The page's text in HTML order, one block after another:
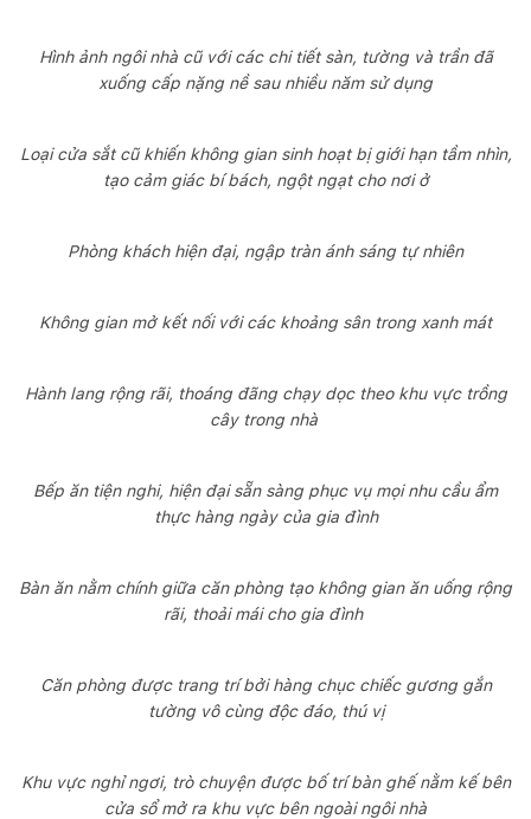
Hình ảnh ngôi nhà cũ với các chi tiết sàn, tường và trần đã
xuống cấp nặng nề sau nhiều năm sử dụng
Loại cửa sắt cũ khiến không gian sinh hoạt bị giới hạn tầm nhìn,
tạo cảm giác bí bách, ngột ngạt cho nơi ở
Phòng khách hiện đại, ngập tràn ánh sáng tự nhiên
Không gian mở kết nối với các khoảng sân trong xanh mát
Hành lang rộng rãi, thoáng đãng chạy dọc theo khu vực trồng
cây trong nhà
Bếp ăn tiện nghi, hiện đại sẵn sàng phục vụ mọi nhu cầu ẩm
thực hàng ngày của gia đình
Bàn ăn nằm chính giữa căn phòng tạo không gian ăn uống rộng
rãi, thoải mái cho gia đình
Căn phòng được trang trí bởi hàng chục chiếc gương gắn
tường vô cùng độc đáo, thú vị
Khu vực nghỉ ngơi, trò chuyện được bố trí bàn ghế nằm kế bên
cửa sổ mở ra khu vực bên ngoài ngôi nhà